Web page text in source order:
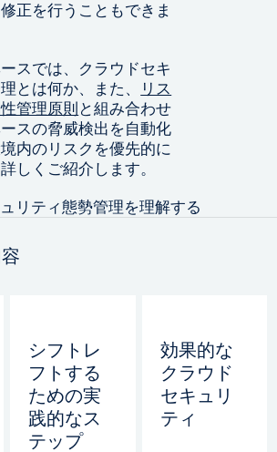
正を行うこともできま
スでは、クラウドセキ
とは何か、また、
リス
管理原則 と組み合わせ
スの脅威検出を自動化
内のリスクを優先的に
しくご紹介します。
シフトレ
フトする
ための実
践的なス
テップ
効果的な
クラウド
セキュリ
ティ